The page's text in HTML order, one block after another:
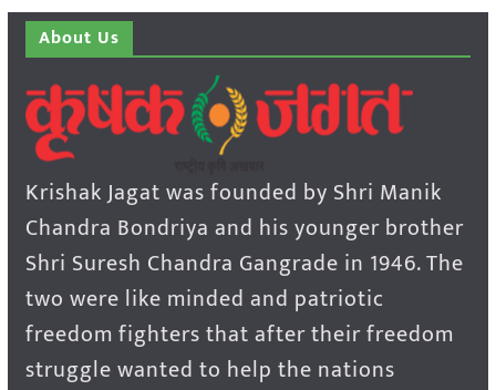
About Us
Krishak Jagat was founded by Shri Manik
Chandra Bondriya and his younger brother
Shri Suresh Chandra Gangrade in 1946. The
two were like minded and patriotic
freedom fighters that after their freedom
struggle wanted to help the nations